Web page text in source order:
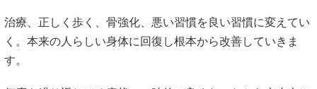
治療、正しく歩く、骨強化、悪い習慣を良い習慣に変えてい
く。本来の人らしい身体に回復し根本から改善していきま
す。